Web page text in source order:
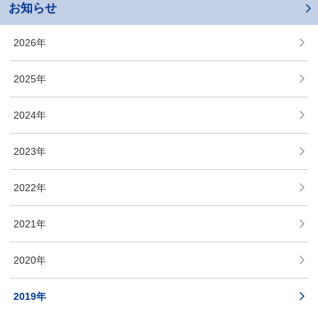
お知らせ
2026年
2025年
2024年
2023年
2022年
2021年
2020年
2019年